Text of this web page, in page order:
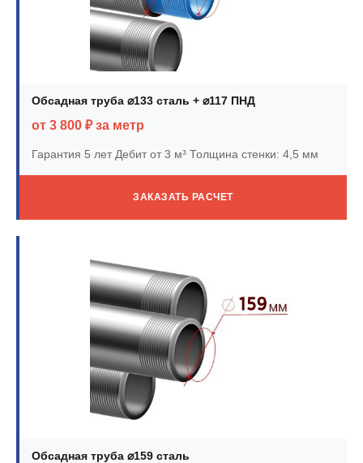
Обсадная труба ⌀133 сталь + ⌀117 ПНД
от 3 800 ₽ за метр
Гарантия 5 летДебит от 3 м³ Толщина стенки: 4,5 мм
ЗАКАЗАТЬ РАСЧЕТ
Обсадная труба ⌀159 сталь